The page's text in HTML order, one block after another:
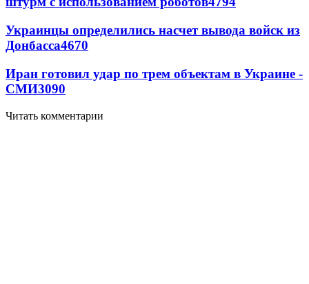
Украинцы определились насчет вывода войск из
Донбасса4670
Иран готовил удар по трем объектам в Украине -
СМИ3090
Читать комментарии